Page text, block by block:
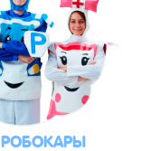
РОБОКАРЫ